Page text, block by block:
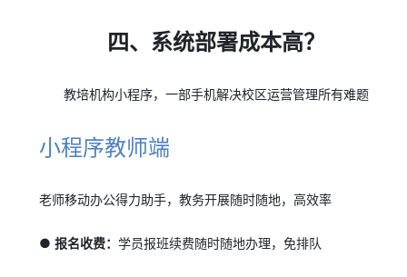
四、系统部署成本高？
教培机构小程序，一部手机解决校区运营管理所有难题
小程序教师端
老师移动办公得力助手，教务开展随时随地，高效率
● 报名收费：学员报班续费随时随地办理，免排队